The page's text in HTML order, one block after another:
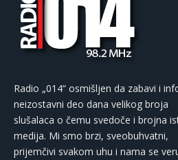
Radio „014“ osmišljen da zabavi i
neizostavni deo dana velikog broja
slušalaca o čemu svedoče i brojna
medija. Mi smo brzi, sveobuhvatni,
prijemčivi svakom uhu i nama se